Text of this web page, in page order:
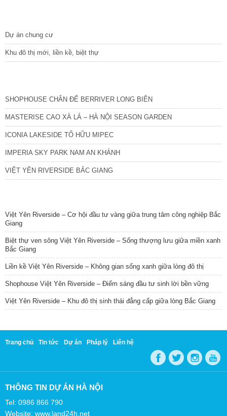
Dự án chung cư
Khu đô thị mới, liền kề, biệt thự
SHOPHOUSE CHÂN ĐẾ BERRIVER LONG BIÊN
MASTERISE CAO XÀ LÁ – HÀ NỘI SEASON GARDEN
ICONIA LAKESIDE TỐ HỮU MIPEC
IMPERIA SKY PARK NAM AN KHÁNH
VIỆT YÊN RIVERSIDE BẮC GIANG
Việt Yên Riverside – Cơ hội đầu tư vàng giữa trung tâm công nghiệp Bắc
Giang
Biệt thự ven sông Việt Yên Riverside – Sống thượng lưu giữa miền xanh
Bắc Giang
Liền kề Việt Yên Riverside – Không gian sống xanh giữa lòng đô thị
Shophouse Việt Yên Riverside – Điểm sáng đầu tư sinh lời bền vững
Việt Yên Riverside – Khu đô thị sinh thái đẳng cấp giữa lòng Bắc Giang
Trang chủ Tin tức Dự án Pháp lý Liên hệ
THÔNG TIN DỰ ÁN HÀ NỘI
Tel: 0986 866 790
Website: www.land24h.net